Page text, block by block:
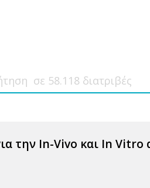
την In-Vivo και In Vitro